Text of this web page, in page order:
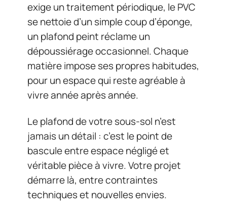
exige un traitement périodique, le PVC
se nettoie d’un simple coup d’éponge,
un plafond peint réclame un
dépoussiérage occasionnel. Chaque
matière impose ses propres habitudes,
pour un espace qui reste agréable à
vivre année après année.
Le plafond de votre sous-sol n’est
jamais un détail : c’est le point de
bascule entre espace négligé et
véritable pièce à vivre. Votre projet
démarre là, entre contraintes
techniques et nouvelles envies.